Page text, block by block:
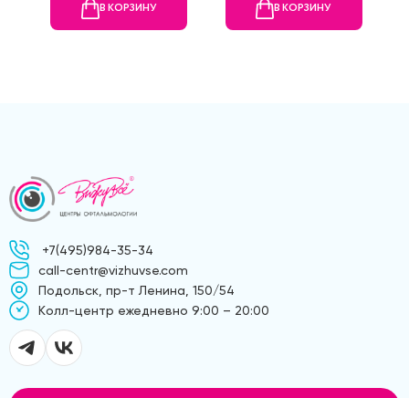
В КОРЗИНУ В КОРЗИНУ
+7(495)984-35-34
call-centr@vizhuvse.com
Подольск, пр-т Ленина, 150/54
Kолл-центр ежедневно 9:00 – 20:00